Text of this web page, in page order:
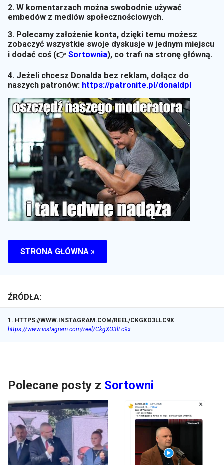
2. W komentarzach można swobodnie używać
embedów z mediów społecznościowych.
3. Polecamy założenie konta, dzięki temu możesz
zobaczyć wszystkie swoje dyskusje w jednym miejscu
i dodać coś (👉 Sortownia), co trafi na stronę główną.
4. Jeżeli chcesz Donalda bez reklam, dołącz do
naszych patronów: https://patronite.pl/donaldpl
STRONA GŁÓWNA »
ŹRÓDŁA:
1 . HTTPS://WWW.INSTAGRAM.COM/REEL/CKGXO3LLC9X
https://www.instagram.com/reel/CkgXO3lLc9x
Polecane posty z Sortowni